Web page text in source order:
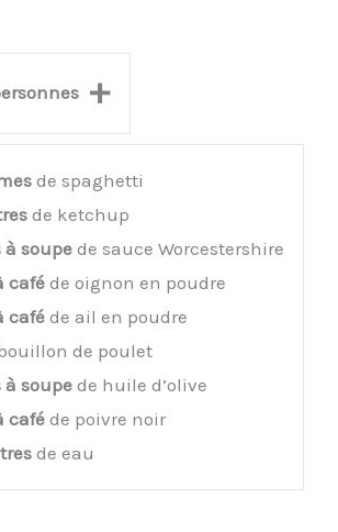
+
de spaghetti
de ketchup
soupe de sauce Worcestershire
caféde oignon en poudre
caféde ail en poudre
de poulet
soupe de huile d’olive
caféde poivre noir
de eau